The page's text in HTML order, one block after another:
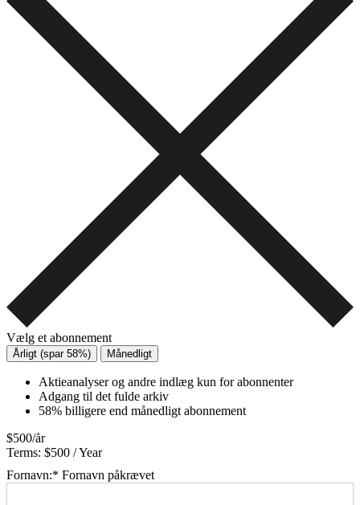
Vælg et abonnement
Årligt (spar 58%) Månedligt
Aktieanalyser og andre indlæg kun for abonnenter
Adgang til det fulde arkiv
58% billigere end månedligt abonnement
$500/år
Terms: $500 / Year
Fornavn:* Fornavn påkrævet